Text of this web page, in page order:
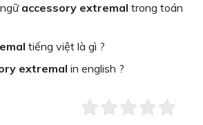
accessory extremal trong toán
tiếng việt là gì ?
extremal in english ?